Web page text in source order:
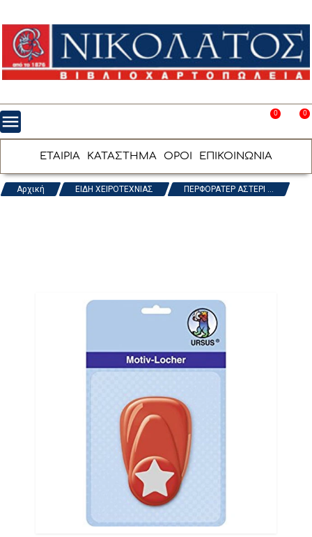
menu 0
favorite_border 0
shopping_cart
ΕΤΑΙΡΙΑ ΚΑΤΑΣΤΗΜΑ ΟΡΟΙ ΕΠΙΚΟΙΝΩΝΙΑ
Αρχική ΕΙΔΗ ΧΕΙΡΟΤΕΧΝΙΑΣ ΠΕΡΦΟΡΑΤΕΡ ΑΣΤΕΡΙ ...